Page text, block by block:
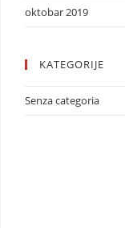
oktobar 2019
KATEGORIJE
Senza categoria